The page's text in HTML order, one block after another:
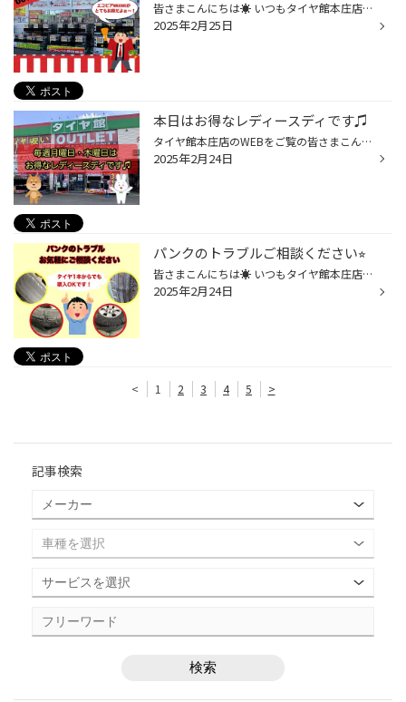
皆さまこんにちは☀︎ いつもタイヤ館本庄店のWEBをご覧いただきありがとうございます。 本庄店ではOUTLETタイヤ『エコピアNH200C』をご用意いたしました。 こちらのアウトレットタイヤは2021年〜2023年製の ブリヂストン新品タイヤとなります♪ 適正に保管されたタイヤは、３年前のタイヤでも性能に差...
2025年2月25日
本日はお得なレディースディです♫
タイヤ館本庄店のWEBをご覧の皆さまこんにちは☀︎ バッテリー・ワイパー・エアコンフィルターなどのメンテナンス商品が 15%OFFになっておりますϵ( 'Θ' )϶ 女性ドライバーの皆さま お得なこの日をぜひご利用ください٩(๑❛ᴗ❛๑)۶ オイル交換からタイヤ交換までお車のメンテナンスのご予約はこちらから 次...
2025年2月24日
パンクのトラブルご相談ください⭐︎
皆さまこんにちは☀︎ いつもタイヤ館本庄店のWEBをご覧いただきありがとうございます。 お気軽にお問い合わせくださ〜い٩(๑❛ᴗ❛๑)۶ オイル交換からタイヤ交換までお車のメンテナンスのご予約はこちらから 次回のご来店、スタッフ一同心よりお待ちしております！ 本庄市五十子1-2 タイヤ館 本庄（グー...
2025年2月24日
< 1 2 3 4 5 >
記事検索